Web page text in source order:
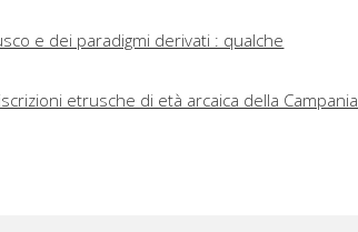
e dei paradigmi derivati : qualche
etrusche di età arcaica della Campania